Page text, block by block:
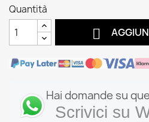
Quantità

Hai domande su
Scrivici su